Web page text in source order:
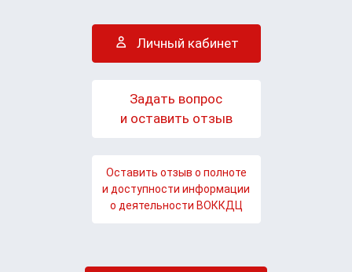
Личный кабинет
Задать вопрос
и оставить отзыв
Оставить отзыв о полноте
и доступности информации
о деятельности ВОККДЦ